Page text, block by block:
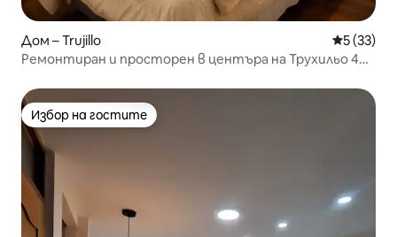
Дом – Trujillo Средна
5 (33)
Ремонтиран и просторен в центъра на Трухильо 400
Избор на гостите
Избор на гостите